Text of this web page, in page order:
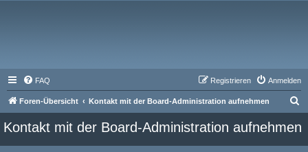
FAQ Anmelden
Registrieren
Foren-Übersicht Kontakt mit der Board-Administration aufnehmen
c
Kontakt mit der Board-Administration aufnehmen